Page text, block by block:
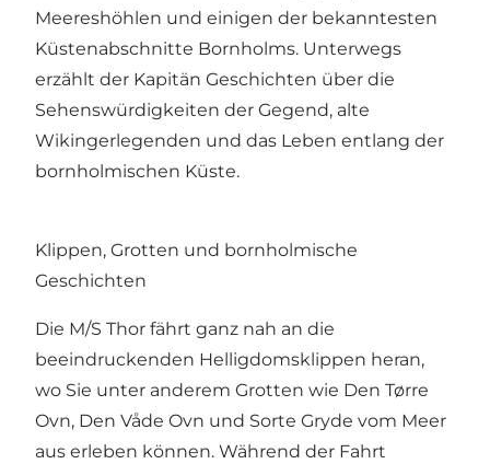
Meereshöhlen und einigen der bekanntesten
Küstenabschnitte Bornholms. Unterwegs
erzählt der Kapitän Geschichten über die
Sehenswürdigkeiten der Gegend, alte
Wikingerlegenden und das Leben entlang der
bornholmischen Küste.
Klippen, Grotten und bornholmische
Geschichten
Die M/S Thor fährt ganz nah an die
beeindruckenden Helligdomsklippen heran,
wo Sie unter anderem Grotten wie Den Tørre
Ovn, Den Våde Ovn und Sorte Gryde vom Meer
aus erleben können. Während der Fahrt